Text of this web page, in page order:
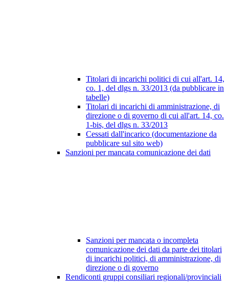
Titolari di incarichi politici di cui all'art. 14,
co. 1, del dlgs n. 33/2013 (da pubblicare in
tabelle)
Titolari di incarichi di amministrazione, di
direzione o di governo di cui all'art. 14, co.
1-bis, del dlgs n. 33/2013
Cessati dall'incarico (documentazione da
pubblicare sul sito web)
Sanzioni per mancata comunicazione dei dati
Sanzioni per mancata o incompleta
comunicazione dei dati da parte dei titolari
di incarichi politici, di amministrazione, di
direzione o di governo
Rendiconti gruppi consiliari regionali/provinciali